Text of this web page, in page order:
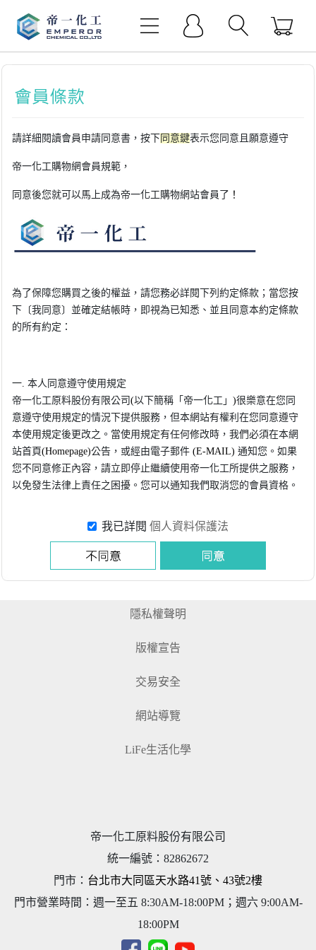
請詳細閱讀會員申請同意書，按下 同意鍵表示您同意且願意遵守
帝一化工購物網 會員規範，
同意後您就可以馬上成為帝一化工購物網站會員了 ！
我已詳閱 個人資料保護法
隱私權聲明
版權宣告
交易安全
網站導覽
LiFe生活化學
帝一化工原料股份有限公司
統一編號 ： 82862672
門市： 台北市大同區天水路41號、43號2樓
門市營業時間：週一至五 8:30AM-18:00PM；週六 9:00AM-
18:00PM